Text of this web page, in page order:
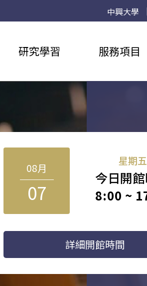
中興大學
研究學習 服務項目
08月
07
星期五
今日開
8:00 ~
詳細開館時間